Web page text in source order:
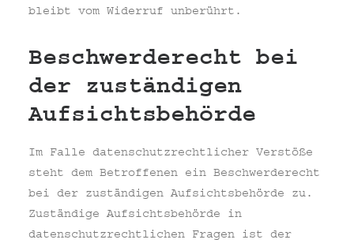
bleibt vom Widerruf unberührt.
Beschwerderecht bei
der zuständigen
Aufsichtsbehörde
Im Falle datenschutzrechtlicher Verstöße
steht dem Betroffenen ein Beschwerderecht
bei der zuständigen Aufsichtsbehörde zu.
Zuständige Aufsichtsbehörde in
datenschutzrechtlichen Fragen ist der